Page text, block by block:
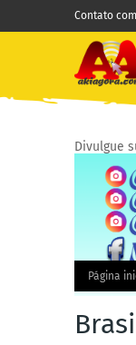
Contato
Divulgue
Página